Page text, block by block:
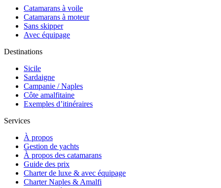
Catamarans à voile
Catamarans à moteur
Sans skipper
Avec équipage
Destinations
Sicile
Sardaigne
Campanie / Naples
Côte amalfitaine
Exemples d’itinéraires
Services
À propos
Gestion de yachts
À propos des catamarans
Guide des prix
Charter de luxe & avec équipage
Charter Naples & Amalfi